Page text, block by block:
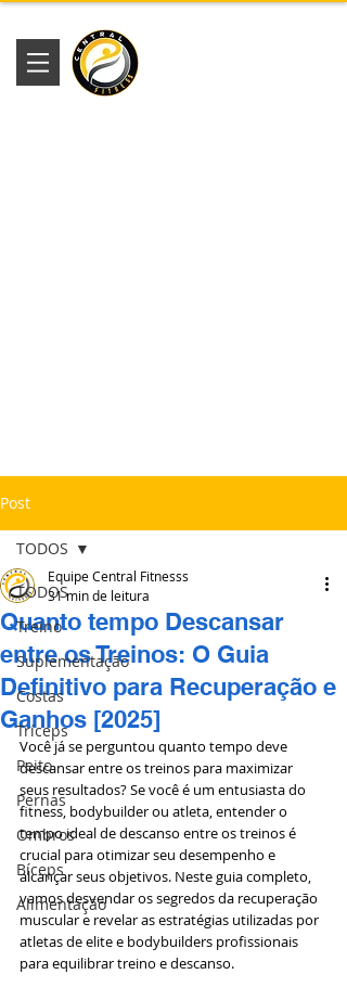
Post
TODOS
Treino
Suplementação
Costas
Tríceps
Peito
Pernas
Ombros
Bíceps
Alimentação
TODOS
Quanto tempo Descansar
entre os Treinos: O Guia
Definitivo para Recuperação e
Ganhos [2025]
Equipe Central Fitnesss
31 min de leitura
Você já se perguntou quanto tempo deve
descansar entre os treinos para maximizar
seus resultados? Se você é um entusiasta do
fitness, bodybuilder ou atleta, entender o
tempo ideal de descanso entre os treinos é
crucial para otimizar seu desempenho e
alcançar seus objetivos. Neste guia completo,
vamos desvendar os segredos da recuperação
muscular e revelar as estratégias utilizadas por
atletas de elite e bodybuilders profissionais
para equilibrar treino e descanso.